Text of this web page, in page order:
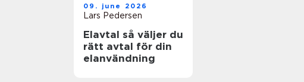
09. june 2026
Lars Pedersen
Elavtal så väljer du
rätt avtal för din
elanvändning